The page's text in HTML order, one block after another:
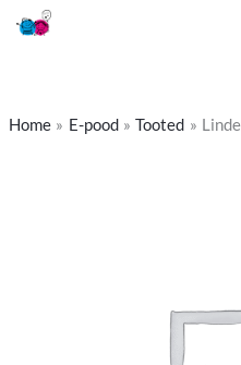
Skip
Home E-pood Tooted